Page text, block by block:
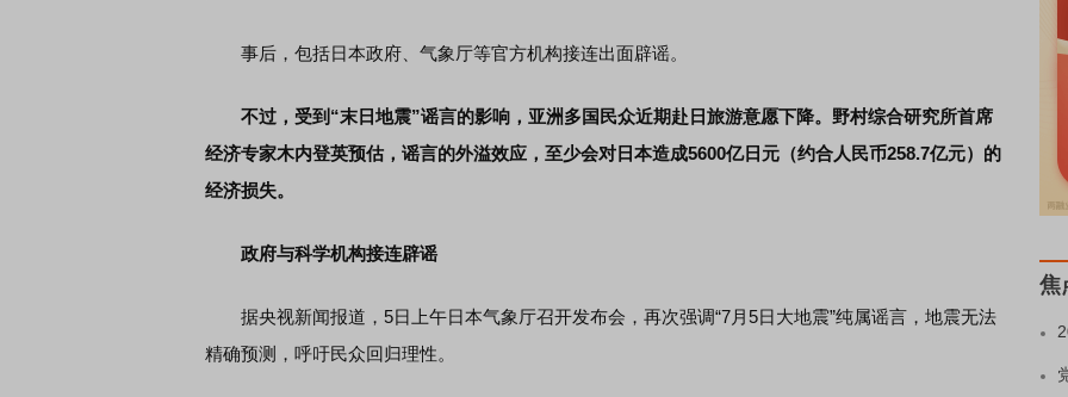
事后，包括日本政府、气象厅等官方机构接连出面辟谣。
不过，受到“末日地震”谣言的影响，亚洲多国民众近期赴日旅游意愿下降。野村综合研究所首席
经济专家木内登英预估，谣言的外溢效应，至少会对日本造成5600亿日元（约合人民币258.7亿元）的
经济损失。
政府与科学机构接连辟谣
据央视新闻报道，5日上午日本气象厅召开发布会，再次强调“7月5日大地震”纯属谣言，地震无法
精确预测，呼吁民众回归理性。
焦